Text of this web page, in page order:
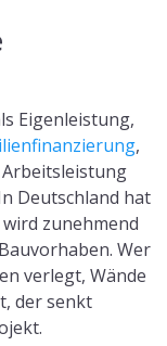
Eigenleistung,
,
Deutschland hat
zunehmend
Wer
verlegt, Wände
der senkt